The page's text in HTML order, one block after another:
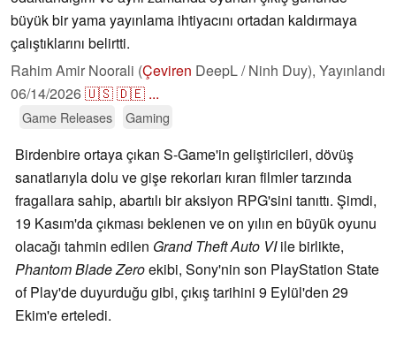
büyük bir yama yayınlama ihtiyacını ortadan kaldırmaya
çalıştıklarını belirtti.
Rahim Amir Noorali (Çeviren DeepL / Ninh Duy), Yayınlandı
06/14/2026🇺🇸🇩🇪 ...
Game Releases Gaming
Birdenbire ortaya çıkan S-Game'in geliştiricileri, dövüş
sanatlarıyla dolu ve gişe rekorları kıran filmler tarzında
fragallara sahip, abartılı bir aksiyon RPG'sini tanıttı. Şimdi,
19 Kasım'da çıkması beklenen ve on yılın en büyük oyunu
olacağı tahmin edilen Grand Theft Auto VIile birlikte,
Phantom Blade Zeroekibi, Sony'nin son PlayStation State
of Play'de duyurduğu gibi, çıkış tarihini 9 Eylül'den 29
Ekim'e erteledi.